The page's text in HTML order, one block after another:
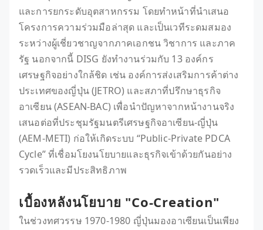
และการยกระดับอุตสาหกรรม โดยทำหน้าที่นำเสนอ
โครงการความร่วมมือล่าสุด และเป็นเวทีระดมสมอง
ระหว่างผู้เชี่ยวชาญจากภาคเอกชน วิชาการ และภาค
รัฐ นอกจากนี้ DISG ยังทำงานร่วมกับ 13 องค์กร
เศรษฐกิจอย่างใกล้ชิด เช่น องค์การส่งเสริมการค้าต่าง
ประเทศของญี่ปุ่น (JETRO) และสภาที่ปรึกษาธุรกิจ
อาเซียน (ASEAN-BAC) เพื่อนำปัญหาจากหน้างานจริง
เสนอต่อที่ประชุมรัฐมนตรีเศรษฐกิจอาเซียน-ญี่ปุ่น
(AEM-METI) ก่อให้เกิดระบบ “Public-Private PDCA
Cycle” ที่เชื่อมโยงนโยบายและธุรกิจเข้าด้วยกันอย่าง
รวดเร็วและมีประสิทธิภาพ
เบื้องหลังนโยบาย "Co-Creation"
ในช่วงทศวรรษ 1970-1980 ญี่ปุ่นมองอาเซียนเป็นเพียง